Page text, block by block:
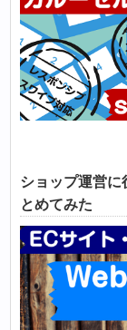
ショップ運営に
とめてみた